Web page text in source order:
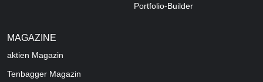
Portfolio-Builder
MAGAZINE
aktien Magazin
Tenbagger Magazin